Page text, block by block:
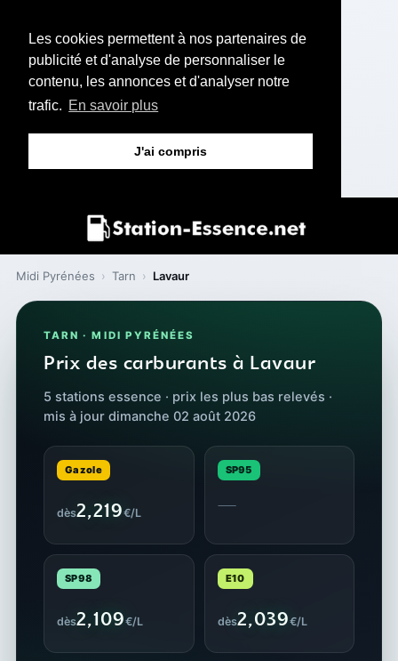
Les cookies permettent à nos partenaires de
publicité et d'analyse de personnaliser le
contenu, les annonces et d'analyser notre
trafic. En savoir plus
J'ai compris
Midi Pyrénées › Tarn › Lavaur
TARN · MIDI PYRÉNÉES
Prix des carburants à Lavaur
5 stations essence · prix les plus bas relevés ·
mis à jour dimanche 02 août 2026
Gazole
dès2,219€/L
SP95
—
SP98
dès2,109€/L
E10
dès2,039€/L